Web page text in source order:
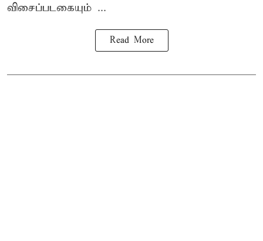
விசைப்படகையும் ...
Read More